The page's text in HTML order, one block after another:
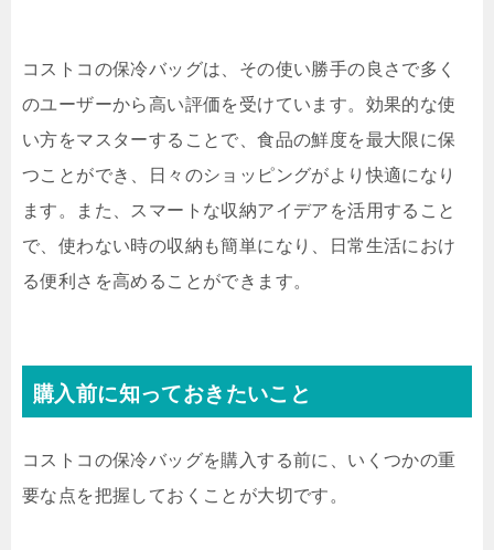
コストコの保冷バッグは、その使い勝手の良さで多く
のユーザーから高い評価を受けています。効果的な使
い方をマスターすることで、食品の鮮度を最大限に保
つことができ、日々のショッピングがより快適になり
ます。また、スマートな収納アイデアを活用すること
で、使わない時の収納も簡単になり、日常生活におけ
る便利さを高めることができます。
購入前に知っておきたいこと
コストコの保冷バッグを購入する前に、いくつかの重
要な点を把握しておくことが大切です。